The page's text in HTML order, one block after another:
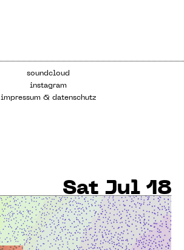
soundcloud
instagram
impressum & datenschutz
Sat Jul 18